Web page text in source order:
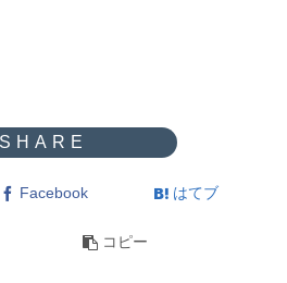
Facebook はてブ
コピー